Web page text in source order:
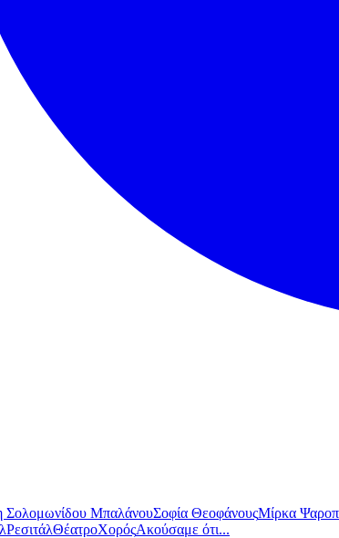
Σολομωνίδου ΜπαλάνουΣοφία ΘεοφάνουςΜίρκα
ΡεσιτάλΘέατροΧορόςΑκούσαμε ότι...